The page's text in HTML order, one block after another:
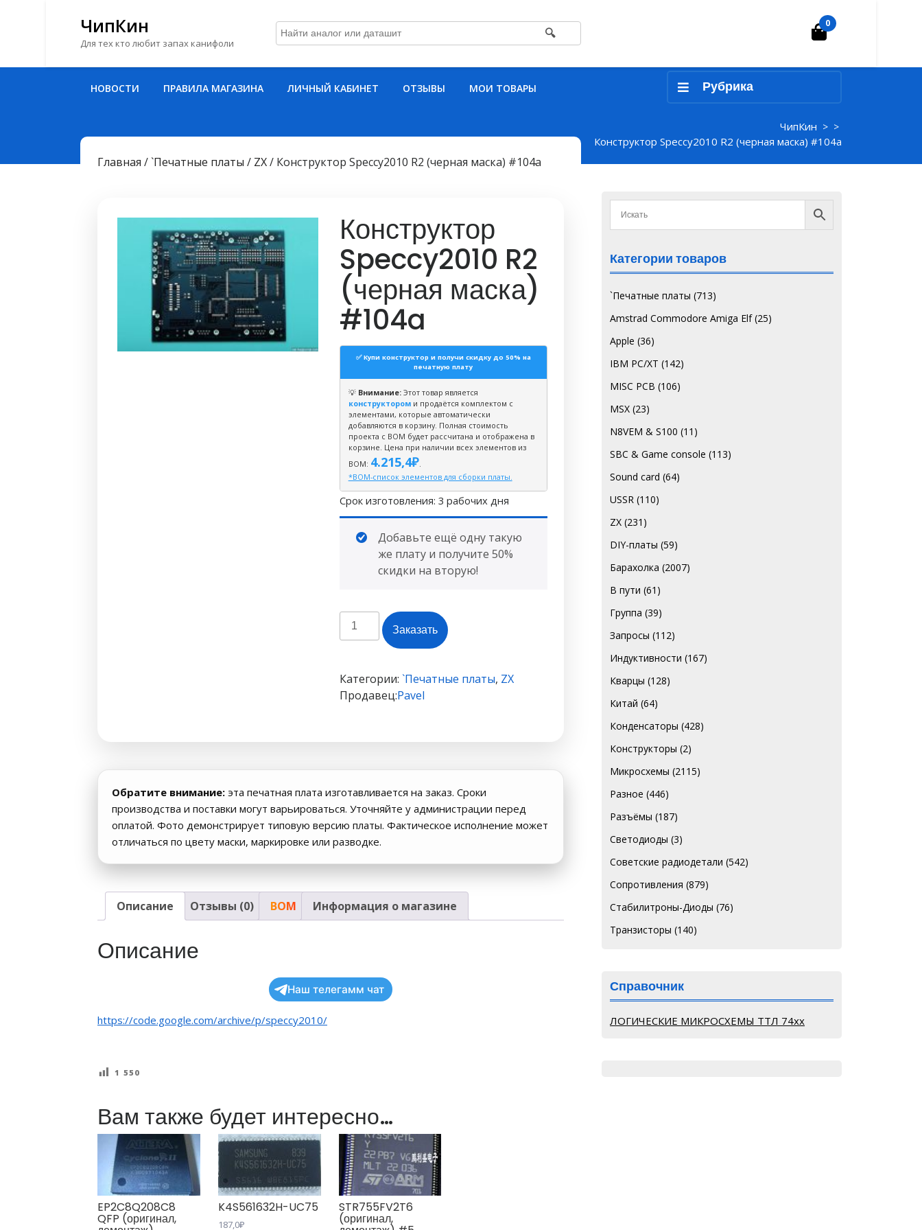
ЧипКин
Для тех кто любит запах канифоли
🔍 Корзина
0
НОВОСТИ ПРАВИЛА МАГАЗИНА ЛИЧНЫЙ КАБИНЕТ ОТЗЫВЫ МОИ ТОВАРЫ Рубрика
ЧипКин > >
Конструктор Speccy2010 R2 (черная маска) #104a
Главная /`Печатные платы / ZX/ Конструктор Speccy2010 R2 (черная маска) #104a
Конструктор
Speccy2010 R2
(черная маска)
#104a
✅ Купи конструктор и получи скидку до 50% на
печатную плату
💡 Внимание:Этот товар является
конструктороми продаётся комплектом с
элементами, которые автоматически
добавляются в корзину. Полная стоимость
проекта с BOM будет рассчитана и отображена в
корзине. Цена при наличии всех элементов из
ВОМ: 4.215,4₽.
*BOM-список элементов для сборки платы.
Срок изготовления: 3 рабочих дня
Добавьте ещё одну такую
же плату и получите 50%
скидки на вторую!
Количество
товара
Конструктор
R2
(черная
Заказать
Категории: `Печатные платы, ZX
Продавец:Pavel
Обратите внимание: эта печатная плата изготавливается на заказ. Сроки
производства и поставки могут варьироваться. Уточняйте у администрации перед
оплатой. Фото демонстрирует типовую версию платы. Фактическое исполнение может
отличаться по цвету маски, маркировке или разводке.
Описание Отзывы (0) BOM Информация о магазине
Описание
Наш телегамм чат
https://code.google.com/archive/p/speccy2010/
1 550
Вам также будет интересно…
EP2C8Q208C8
QFP (оригинал,
K4S561632H-UC75
187,0₽
STR755FV2T6
(оригинал,
Категории товаров
`Печатные платы (713)
Amstrad Commodore Amiga Elf(25)
Apple (36)
IBM PC/XT (142)
MISC PCB (106)
MSX (23)
N8VEM & S100 (11)
SBC & Game console (113)
Sound card (64)
USSR (110)
ZX (231)
DIY-платы (59)
Барахолка (2007)
В пути (61)
Группа (39)
Запросы (112)
Индуктивности (167)
Кварцы (128)
Китай (64)
Конденсаторы (428)
Конструкторы (2)
Микросхемы (2115)
Разное (446)
Разъёмы (187)
Светодиоды (3)
Советские радиодетали (542)
Сопротивления (879)
Стабилитроны-Диоды (76)
Транзисторы (140)
Справочник
ЛОГИЧЕСКИЕ МИКРОСХЕМЫ ТТЛ 74хх